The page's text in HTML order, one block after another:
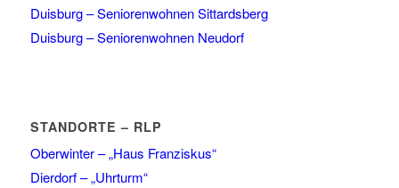
Duisburg – Seniorenwohnen Sittardsberg
Duisburg – Seniorenwohnen Neudorf
STANDORTE – RLP
Oberwinter – „Haus Franziskus“
Dierdorf – „Uhrturm“